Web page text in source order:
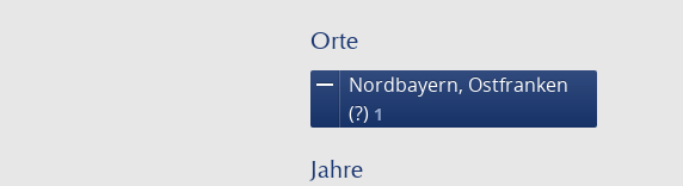
Orte
remove
Nordbayern, Ostfranken
(?) 1
Jahre